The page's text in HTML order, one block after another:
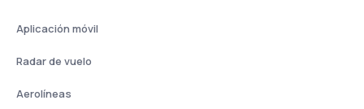
Aplicación móvil
Radar de vuelo
Aerolíneas